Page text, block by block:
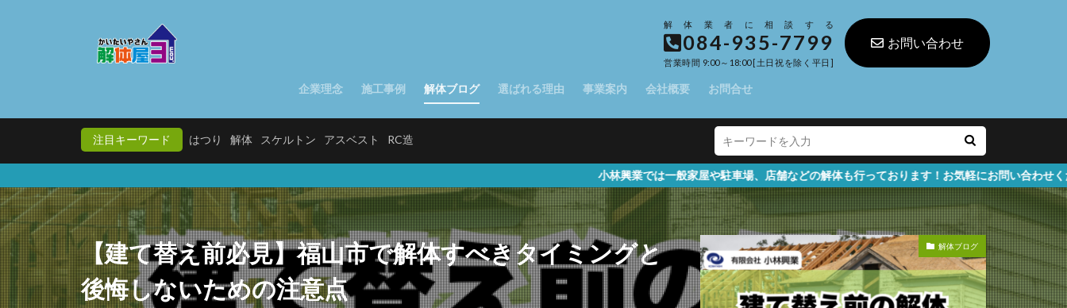
解体業者に相談する
084-935-7799
営業時間 9:00～18:00 [土日祝を除く平日]
お問い合わせ
企業理念 施工事例 解体ブログ 選ばれる理由 事業案内 会社概要 お問合せ
注目キーワード はつり 解体 スケルトン アスベスト RC造
小林興業では一般家屋や駐車場、店舗などの解体も行っております！お気軽にお問い合わせください
【建て替え前必見】福山市で解体すべきタイミングと
後悔しないための注意点
解体ブログ